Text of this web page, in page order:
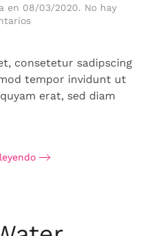
en 08/03/2020. No hay
en
consetetur sadipscing
tempor invidunt ut
erat, sed diam